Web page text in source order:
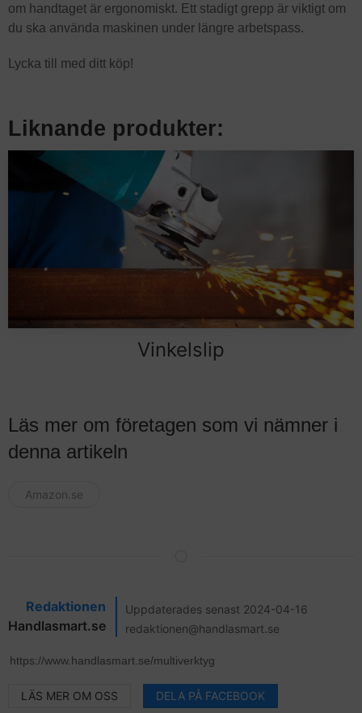
om handtaget är ergonomiskt. Ett stadigt grepp är viktigt om
du ska använda maskinen under längre arbetspass.
Lycka till med ditt köp!
Liknande produkter:
Vinkelslip
Läs mer om företagen som vi nämner i
denna artikeln
Amazon.se
Redaktionen
Handlasmart.se
Uppdaterades senast 2024-04-16
redaktionen@handlasmart.se
LÄS MER OM OSS DELA PÅ FACEBOOK